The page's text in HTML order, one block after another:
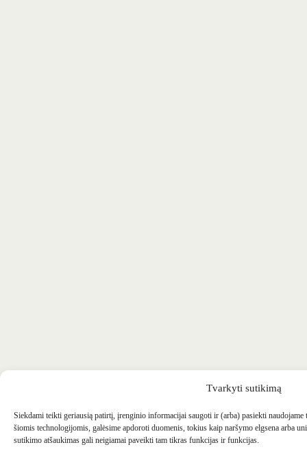
Tvarkyti sutikimą
Siekdami teikti geriausią patirtį, įrenginio informacijai saugoti ir (arba) pasiekti
šiomis technologijomis, galėsime apdoroti duomenis, tokius kaip naršymo elgsena arba
sutikimo atšaukimas gali neigiamai paveikti tam tikras funkcijas ir funkcijas.